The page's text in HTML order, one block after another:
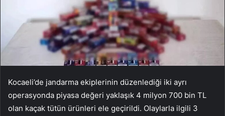
Kocaeli’de jandarma ekiplerinin düzenlediği iki ayrı
operasyonda piyasa değeri yaklaşık 4 milyon 700 bin TL
olan kaçak tütün ürünleri ele geçirildi. Olaylarla ilgili 3